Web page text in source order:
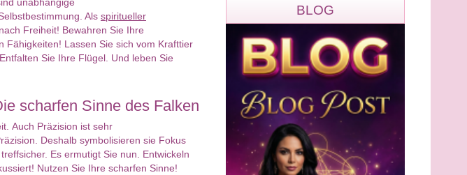
unabhängige
Als spiritueller
Freiheit! Bewahren Sie Ihre
Fähigkeiten! Lassen Sie sich vom Krafttier
Sie Ihre Flügel. Und leben Sie
scharfen Sinne des Falken
Auch Präzision ist sehr
Deshalb symbolisieren sie Fokus
Es ermutigt Sie nun. Entwickeln
Nutzen Sie Ihre scharfen Sinne!
BLOG